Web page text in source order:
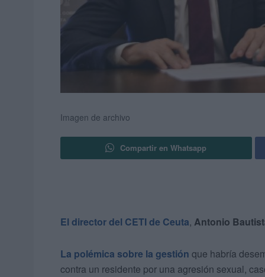
Imagen de archivo
Compartir en Whatsapp
El director del CETI de Ceuta, Antonio
La polémica sobre la gestión que habría
contra un residente por una agresión sexual,